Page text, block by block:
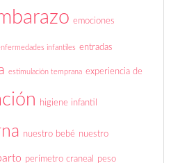
enfermedades infantiles entradas
estimulación temprana experiencia de
higiene infantil
nuestro bebé nuestro
perímetro craneal peso